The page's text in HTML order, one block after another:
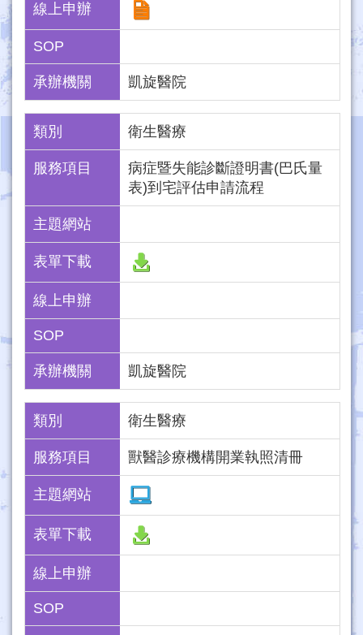
線上申辦
SOP
承辦機關 凱旋醫院
類別 衛生醫療
服務項目
病症暨失能診斷證明書(巴氏量
表)到宅評估申請流程
主題網站
表單下載
線上申辦
SOP
承辦機關 凱旋醫院
類別 衛生醫療
服務項目 獸醫診療機構開業執照清冊
主題網站
表單下載
線上申辦
SOP